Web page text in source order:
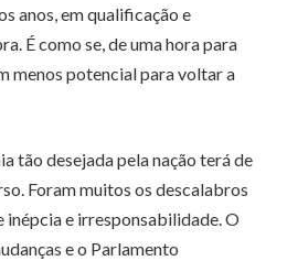
anos, em qualificação e
É como se, de uma hora para
menos potencial para voltar a
tão desejada pela nação terá de
Foram muitos os descalabros
inépcia e irresponsabilidade. O
e o Parlamento